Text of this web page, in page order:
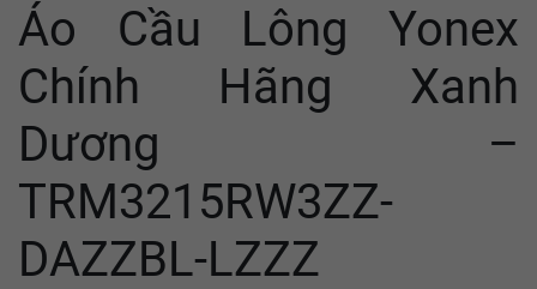
Áo Cầu Lông Yonex
Chính Hãng Xanh
Dương –
TRM3215RW3ZZ-
DAZZBL-LZZZ